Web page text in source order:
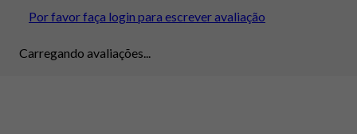
Por favor faça login para escrever avaliação
Carregando avaliações...